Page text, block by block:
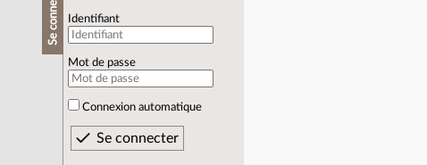
Identifiant
Mot de passe
Connexion automatique